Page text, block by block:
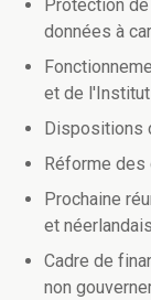
Protection
données à
et de
Dispositions
Réforme
Prochaine
et néerlandais
Cadre de
non